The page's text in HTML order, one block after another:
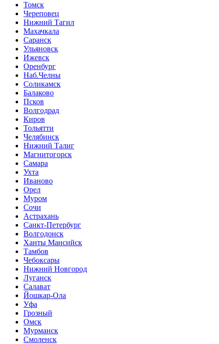
Томск
Череповец
Нижний Тагил
Махачкала
Саранск
Ульяновск
Ижевск
Оренбург
Наб.Челны
Соликамск
Балаково
Псков
Волгодрад
Киров
Тольятти
Челябинск
Нижний Талиг
Магнитогорск
Самара
Ухта
Иваново
Орел
Муром
Сочи
Астрахань
Санкт-Петербург
Волгодонск
Ханты Мансийск
Тамбов
Чебоксары
Нижний Новгород
Луганск
Салават
Йошкар-Ола
Уфа
Грозный
Омск
Мурманск
Смоленск